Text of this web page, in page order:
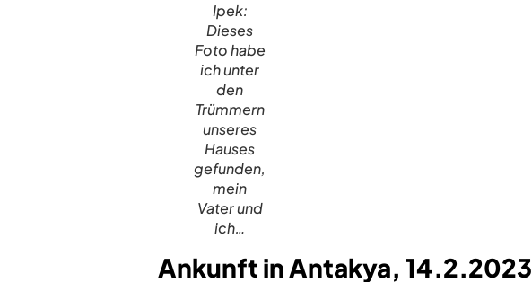
Ipek:
Dieses
Foto habe
ich unter
den
Trümmern
unseres
Hauses
gefunden,
mein
Vater und
ich…
Ankunft in Antakya, 14.2.2023